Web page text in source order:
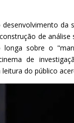
da
de
longa sobre o
de
do público